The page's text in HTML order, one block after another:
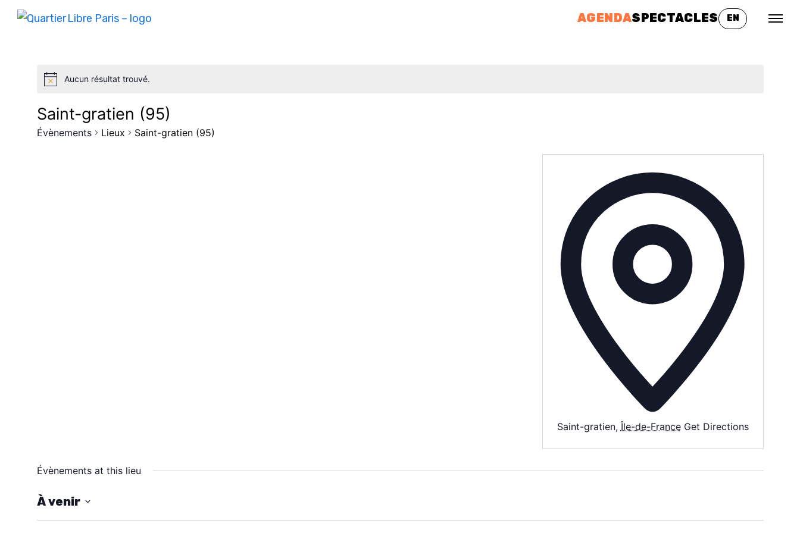
AGENDASPECTACLES EN
Aucun résultat trouvé.
Saint-gratien (95)
Évènements Lieux Saint-gratien (95)
Saint-gratien, Île-de-France Get Directions
Évènements at this lieu
À venir
S